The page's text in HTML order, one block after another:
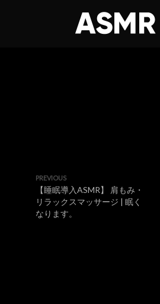
PREVIOUS
【睡眠導入ASMR】 肩もみ・
リラックスマッサージ | 眠く
なります。